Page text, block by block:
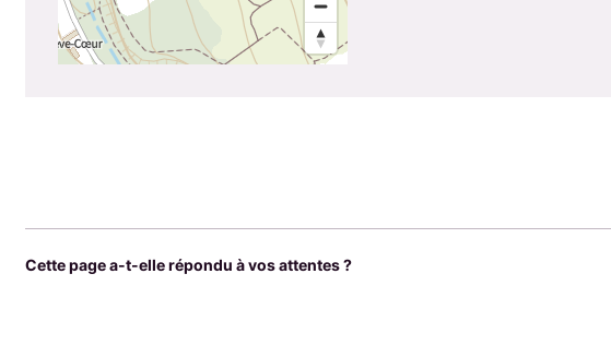
Cette page a-t-elle répondu à vos attentes ?